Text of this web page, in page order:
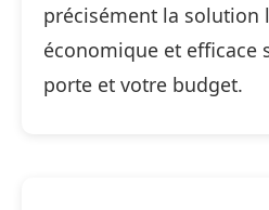
précisément la solution
économique et efficace
porte et votre budget.